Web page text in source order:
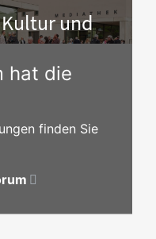
und
hat die
finden Sie